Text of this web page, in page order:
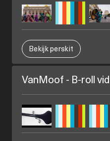
Bekijk perskit
VanMoof - B-roll